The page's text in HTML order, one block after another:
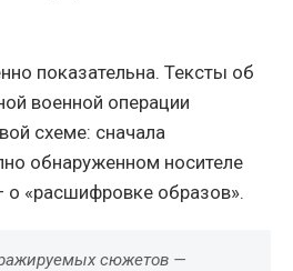
показательна. Тексты об
военной операции
схеме: сначала
обнаруженном носителе
«расшифровке образов».
сюжетов —